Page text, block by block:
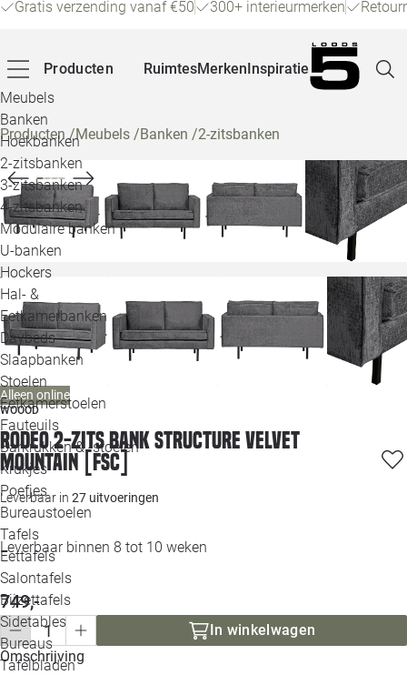
Gratis verzending vanaf €50 300+ interieurmerken
Producten
Meubels
Banken
Hoekbanken
2-zitsbanken
3-zitsbanken
4-zitsbanken
Modulaire banken
U-banken
Hockers
Hal- &
Eetkamerbanken
Daybeds
Slaapbanken
Stoelen
Eetkamerstoelen
Fauteuils
Barkrukken & -stoelen
Krukjes
Poefjes
Bureaustoelen
Tafels
Eettafels
Salontafels
Bijzettafels
Sidetables
Bureaus
Tafelbladen
RuimtesMerkenInspiratie
Producten/Meubels /Banken /2-zitsbanken
Alleen online
WOOOD
Rodeo 2-zits bank structure velvet
mountain [fsc]
Leverbaar in 27 uitvoeringen
Leverbaar binnen 8 tot 10 weken
749,-
In winkelwagen
Omschrijving